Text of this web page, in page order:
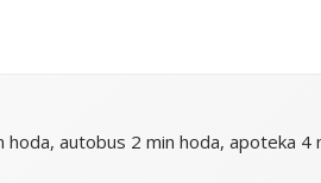
autobus 2 min hoda, apoteka 4